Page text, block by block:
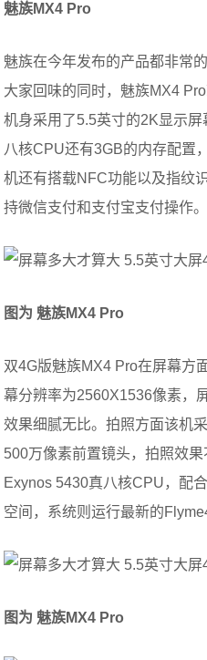
魅族MX4 Pro
魅族在今年发布的产品都非常
大家回味的同时，魅族MX4
机身采用了5.5英寸的2K显示
八核CPU还有3GB的内存配置
机还有搭载NFC功能以及指纹
持微信支付和支付宝支付操作。
图为 魅族MX4 Pro
双4G版魅族MX4 Pro在屏幕方
幕分辨率为2560X1536像素，
效果细腻无比。拍照方面该机
500万像素前置镜头，拍照效
Exynos 5430真八核CPU，配
空间，系统则运行最新的
图为 魅族MX4 Pro